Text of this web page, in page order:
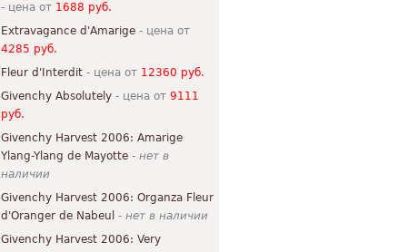
- цена от 1688 руб.
Extravagance d'Amarige - цена от
4285 руб.
Fleur d'Interdit - цена от 12360 руб.
Givenchy Absolutely - цена от 9111
руб.
Givenchy Harvest 2006: Amarige
Ylang-Ylang de Mayotte - нет в
наличии
Givenchy Harvest 2006: Organza Fleur
d'Oranger de Nabeul - нет в наличии
Givenchy Harvest 2006: Very